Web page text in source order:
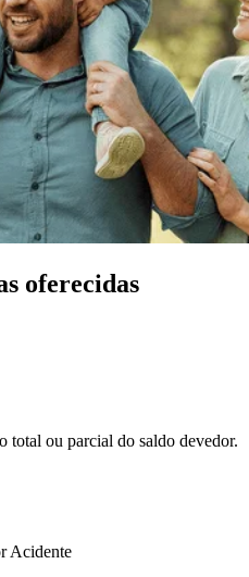
oferecidas
total ou parcial do saldo devedor.
Acidente